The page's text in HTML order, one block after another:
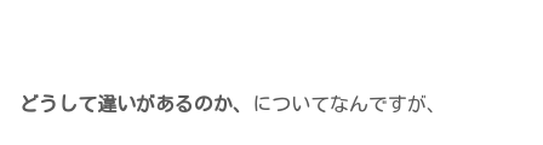
どうして違いがあるのか、 についてなんですが、